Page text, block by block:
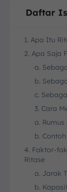
Daftar
1. Apa Itu
2. Apa Saja
a.
b.
c.
3. Cara
a.
b.
4. Faktor-
Ritase
a. Jarak
b.